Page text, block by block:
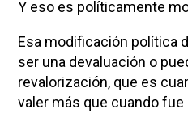
Y eso es políticamente
Esa modificación política
ser una devaluación o
revalorización, que es
valer más que cuando